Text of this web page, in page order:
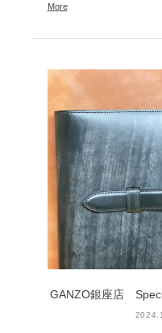
More
GANZO銀座店